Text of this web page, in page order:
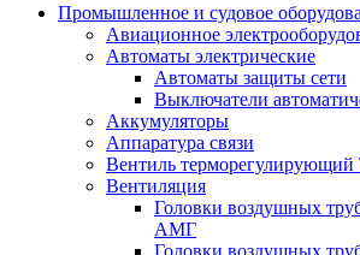
Промышленное и судовое
Авиационное
Автоматы электрические
Автоматы защиты сети
Выключатели
Аккумуляторы
Аппаратура связи
Вентиль
Вентиляция
Головки воздушных
АМГ
Головки воздушных